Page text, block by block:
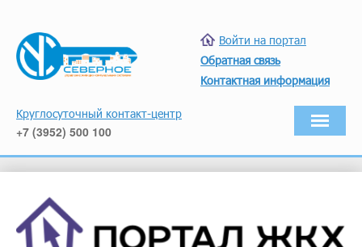
Войти на портал
Обратная связь
Контактная информация
Круглосуточный контакт-центр
+7 (3952) 500 100